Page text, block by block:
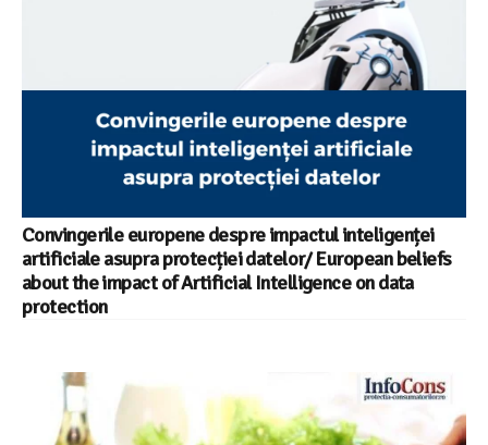
Convingerile europene despre impactul inteligenței
artificiale asupra protecției datelor/ European beliefs
about the impact of Artificial Intelligence on data
protection